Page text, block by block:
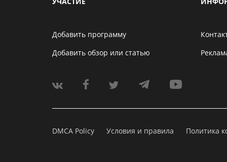
Добавить программу
Добавить обзор или статью
DMCA Policy Условия и правила Политика